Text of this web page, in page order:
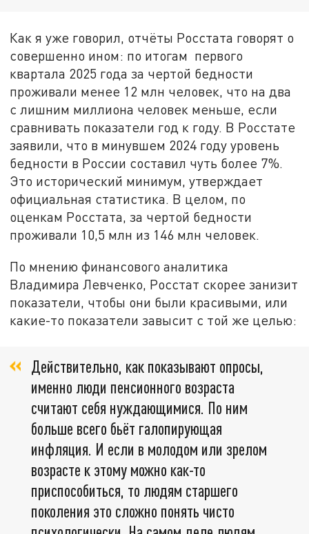
Как я уже говорил, отчёты Росстата говорят о
совершенно ином: по итогам первого
квартала 2025 года за чертой бедности
проживали менее 12 млн человек, что на два
с лишним миллиона человек меньше, если
сравнивать показатели год к году. В Росстате
заявили, что в минувшем 2024 году уровень
бедности в России составил чуть более 7%.
Это исторический минимум, утверждает
официальная статистика. В целом, по
оценкам Росстата, за чертой бедности
проживали 10,5 млн из 146 млн человек.
По мнению финансового аналитика
Владимира Левченко, Росстат скорее занизит
показатели, чтобы они были красивыми, или
какие-то показатели завысит с той же целью:
Действительно, как показывают опросы,
именно люди пенсионного возраста
считают себя нуждающимися. По ним
больше всего бьёт галопирующая
инфляция. И если в молодом или зрелом
возрасте к этому можно как-то
приспособиться, то людям старшего
поколения это сложно понять чисто